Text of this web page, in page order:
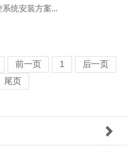
系统安装方案...
前一页 1
后一页
尾页